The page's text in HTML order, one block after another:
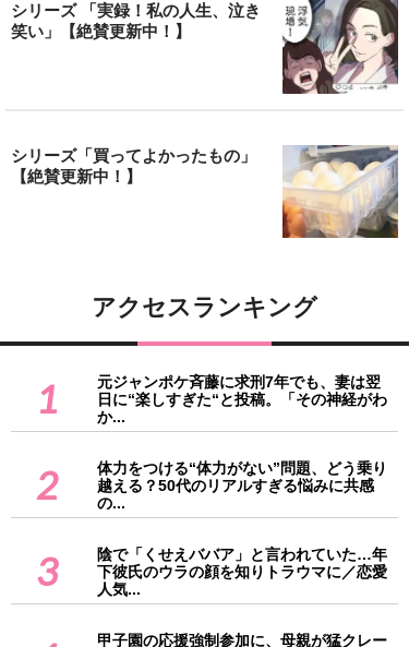
シリーズ 「実録！私の人生、泣き
笑い」【絶賛更新中！】
シリーズ「買ってよかったもの」
【絶賛更新中！】
アクセスランキング
1
元ジャンポケ斉藤に求刑7年でも、妻は翌
日に“楽しすぎた“と投稿。「その神経がわ
か...
2
体力をつける“体力がない”問題、どう乗り
越える？50代のリアルすぎる悩みに共感
の...
3
陰で「くせえババア」と言われていた…年
下彼氏のウラの顔を知りトラウマに／恋愛
人気...
甲子園の応援強制参加に、母親が猛クレー